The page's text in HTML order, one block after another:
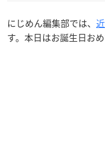
にじめん編集部では、
す。本日はお誕生日お